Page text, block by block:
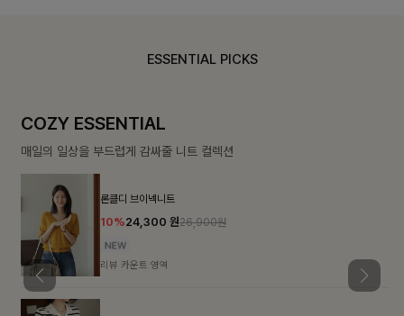
ESSENTIAL PICKS
COZY ESSENTIAL
매일의 일상을 부드럽게 감싸줄 니트 컬렉션
론클디 브이넥니트
10%24,300원26,900원
리뷰 카운트 영역